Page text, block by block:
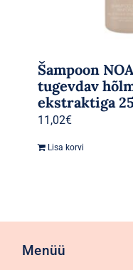
Šampoon
tugevdav
ekstraktiga
11,02€
Lisa korvi
Menüü